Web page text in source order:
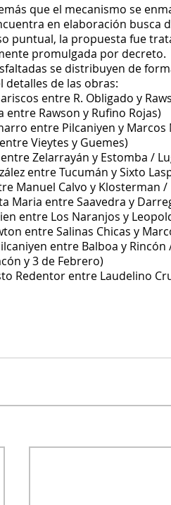
que el mecanismo se
en elaboración busca
puntual, la propuesta fue
promulgada por decreto.
se distribuyen de
detalles de las obras:
entre R. Obligado y
entre Rawson y Rufino Rojas)
entre Pilcaniyen y Marcos
Vieytes y Guemes)
Zelarrayán y Estomba /
entre Tucumán y Sixto
Manuel Calvo y Klosterman
Maria entre Saavedra y
entre Los Naranjos y
entre Salinas Chicas y
entre Balboa y
y 3 de Febrero)
Redentor entre Laudelino